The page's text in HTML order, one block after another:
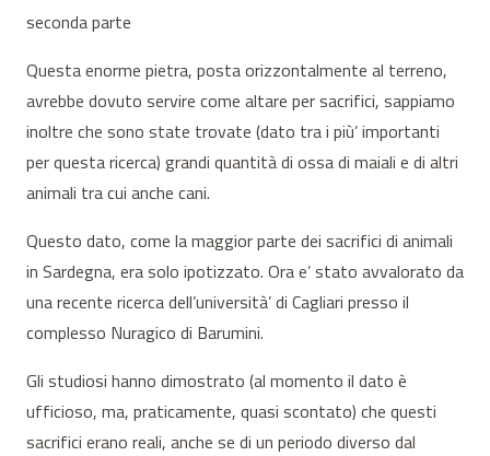
seconda parte
Questa enorme pietra, posta orizzontalmente al terreno,
avrebbe dovuto servire come altare per sacrifici, sappiamo
inoltre che sono state trovate (dato tra i più’ importanti
per questa ricerca) grandi quantità di ossa di maiali e di altri
animali tra cui anche cani.
Questo dato, come la maggior parte dei sacrifici di animali
in Sardegna, era solo ipotizzato. Ora e’ stato avvalorato da
una recente ricerca dell’università’ di Cagliari presso il
complesso Nuragico di Barumini.
Gli studiosi hanno dimostrato (al momento il dato è
ufficioso, ma, praticamente, quasi scontato) che questi
sacrifici erano reali, anche se di un periodo diverso dal